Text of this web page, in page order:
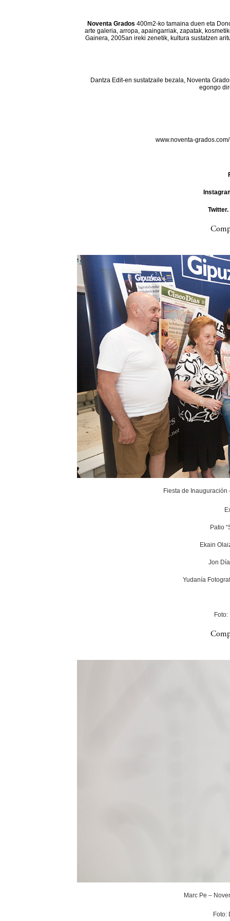
Noventa Grados 400m2-ko tamaina duen eta
arte galeria, arropa, apaingarriak, zapatak,
Gainera, 2005an ireki zenetik, kultura sustatzen
Dantza Edit-en sustatzaile bezala, Noventa
egongo
www.noventa-
Twitter.
Fiesta de
Patio
Ekain
Jon
Yudanía
Foto:
Marc Pe –
Foto: